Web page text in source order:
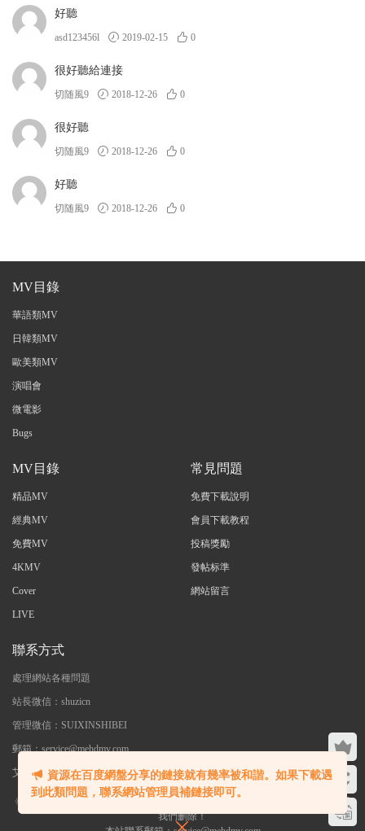
好聽
asd123456l 2019-02-15 0
很好聽給連接
切随風9 2018-12-26 0
很好聽
切随風9 2018-12-26 0
好聽
切随風9 2018-12-26 0
MV目錄
華語類MV
日韓類MV
歐美類MV
演唱會
微電影
Bugs
MV目錄
精品MV
經典MV
免費MV
4KMV
Cover
LIVE
常見問題
免費下載說明
會員下載教程
投稿獎勵
發帖标準
網站留言
聯系方式
處理網站各種問題
站長微信：shuzicn
管理微信：SUIXINSHIBEI
郵箱：service@mehdmv.com
艾木微 - 專注高清無水印MV分享下載
©2023 艾木微 本站内大部分資源收集于網絡，若侵犯了您的合法權益，請聯系
我們删除！
資源在百度網盤分享的鏈接就有幾率被和諧。如果下載遇
到此類問題，聯系網站管理員補鏈接即可。